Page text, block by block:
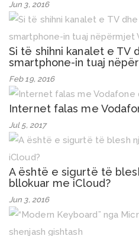
Jun 3, 2016
Si të shihni kanalet e TV
smartphone-in tuaj
Feb 19, 2016
Internet falas me
Jul 5, 2017
A është e sigurtë të
bllokuar me iCloud?
Jun 3, 2016